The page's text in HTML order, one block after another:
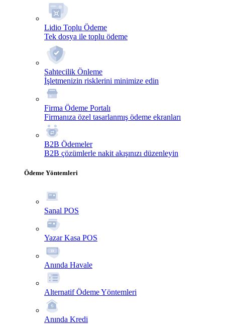
Lidio Toplu Ödeme
Tek dosya ile toplu ödeme
Sahtecilik Önleme
İşletmenizin risklerini minimize edin
Firma Ödeme Portalı
Firmanıza özel tasarlanmış ödeme ekranları
B2B Ödemeler
B2B çözümlerle nakit akışınızı düzenleyin
Ödeme Yöntemleri
Sanal POS
Yazar Kasa POS
Anında Havale
Alternatif Ödeme Yöntemleri
Anında Kredi